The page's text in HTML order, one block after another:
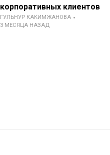
корпоративных клиентов
ГУЛЬНУР КАКИМЖАНОВА
3 МЕСЯЦА НАЗАД